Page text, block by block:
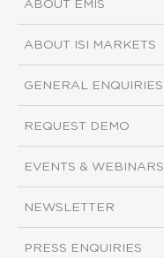
ABOUT EMIS
ABOUT ISI MARKETS
GENERAL ENQUIRIES
REQUEST DEMO
EVENTS & WEBINARS
NEWSLETTER
PRESS ENQUIRIES